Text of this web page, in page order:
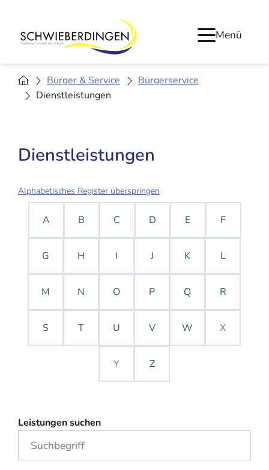
Menü
Bürger & Service
Bürgerservice
Dienstleistungen
Dienstleistungen
Alphabetisches Register überspringen
A B C D E F
G H I J K L
M N O P Q R
S T U V W X
Y Z
Leistungen suchen